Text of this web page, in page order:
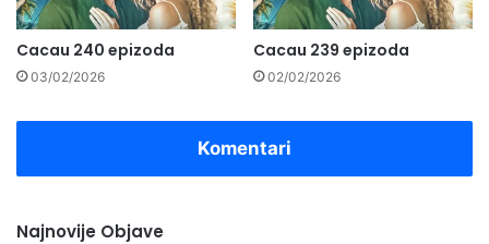
Cacau 240 epizoda
03/02/2026
Cacau 239 epizoda
02/02/2026
Komentari
Najnovije Objave